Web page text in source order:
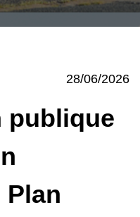
28/06/2026
publique